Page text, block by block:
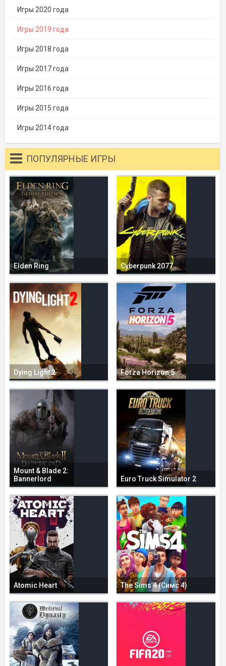
Игры 2020 года
Игры 2019 года
Игры 2018 года
Игры 2017 года
Игры 2016 года
Игры 2015 года
Игры 2014 года
ПОПУЛЯРНЫЕ ИГРЫ
Elden Ring Cyberpunk 2077
Dying Light 2 Forza Horizon 5
Mount & Blade 2:
Bannerlord
Euro Truck Simulator 2
Atomic Heart The Sims 4 (Симс 4)